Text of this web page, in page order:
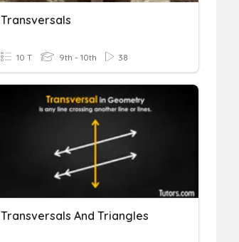
Transversals
10 T 9th - 10th 38
Transversals And Triangles